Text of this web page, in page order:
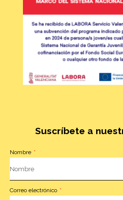
Suscríbete a
Nombre
Correo electrónico